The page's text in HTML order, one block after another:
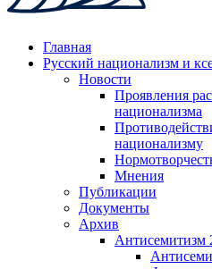
Главная
Русский национализм и
Новости
Проявления
национализма
национализму
Мнения
Публикации
Документы
Архив
Антисемитизм